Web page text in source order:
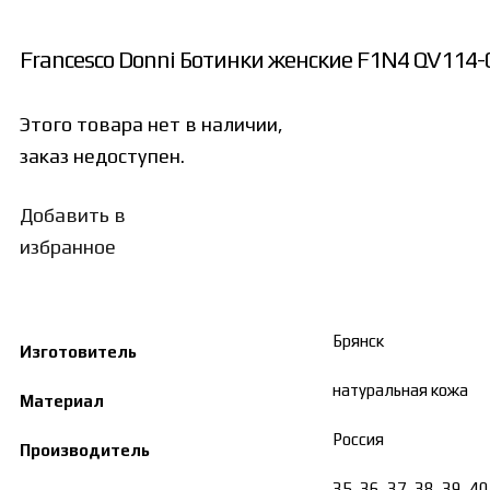
Francesco Donni Ботинки женские F1N4
Этого товара нет в наличии,
заказ недоступен.
Добавить в
избранное
Изготовитель
Брянск
Материал
натуральная кожа
Производитель
Россия